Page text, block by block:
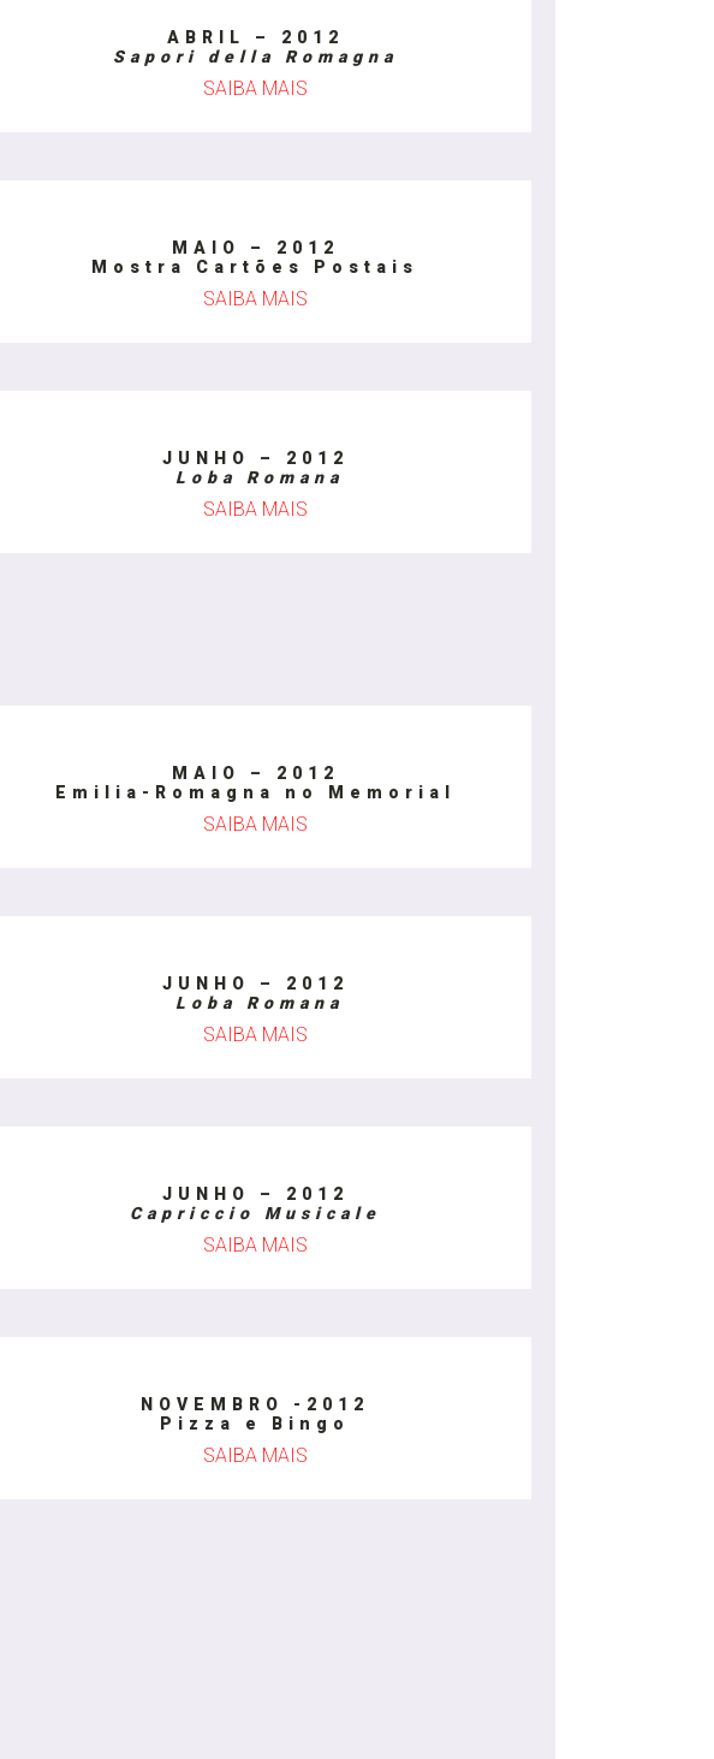
ABRIL – 2012
Sapori della Romagna
SAIBA MAIS
MAIO – 2012
Mostra Cartões Postais
SAIBA MAIS
JUNHO – 2012
Loba Romana
SAIBA MAIS
MAIO – 2012
Emilia-Romagna no Memorial
SAIBA MAIS
JUNHO – 2012
Loba Romana
SAIBA MAIS
JUNHO – 2012
Capriccio Musicale
SAIBA MAIS
NOVEMBRO -2012
Pizza e Bingo
SAIBA MAIS